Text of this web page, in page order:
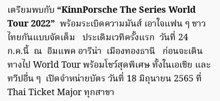
เตรียมพบกับ “KinnPorsche The Series World
Tour 2022” พร้อมระเบิดความมันส์ เอาใจแฟน ๆ ชาว
ไทยกันแบบจัดเต็ม ประเดิมเวทีครั้งแรก วันที่ 24
ก.ค.นี้ ณ อิมแพค อารีน่า เมืองทองธานี ก่อนจะเดิน
ทางไป World Tour พร้อมโชว์สุดพิเศษ ทั้งในเอเชีย และ
ทวีปอื่น ๆ เปิดจำหน่ายบัตร วันที่ 18 มิถุนายน 2565 ที่
Thai Ticket Major ทุกสาขา